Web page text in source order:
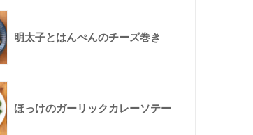
明太子とはんぺんのチーズ巻き
ほっけのガーリックカレーソテー